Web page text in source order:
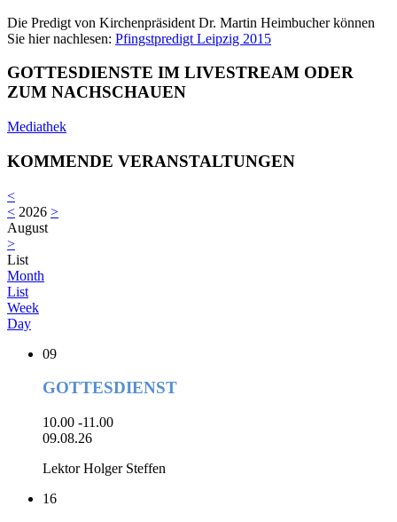
Die Predigt von Kirchenpräsident Dr. Martin Heimbucher können
Sie hier nachlesen: Pfingstpredigt Leipzig 2015
GOTTESDIENSTE IM LIVESTREAM ODER
ZUM NACHSCHAUEN
Mediathek
KOMMENDE VERANSTALTUNGEN
<
< 2026 >
August
>
List
Month
List
Week
Day
09
GOTTESDIENST
10.00 -11.00
09.08.26
Lektor Holger Steffen
16